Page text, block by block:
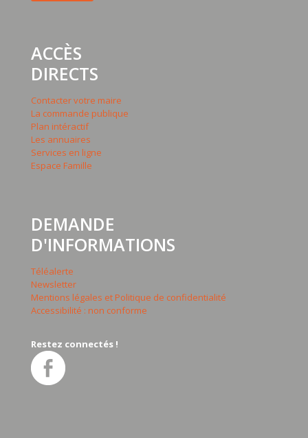
ACCÈS
DIRECTS
Contacter votre maire
La commande publique
Plan intéractif
Les annuaires
Services en ligne
Espace Famille
DEMANDE
D'INFORMATIONS
Téléalerte
Newsletter
Mentions légales et Politique de confidentialité
Accessibilité : non conforme
Restez connectés !